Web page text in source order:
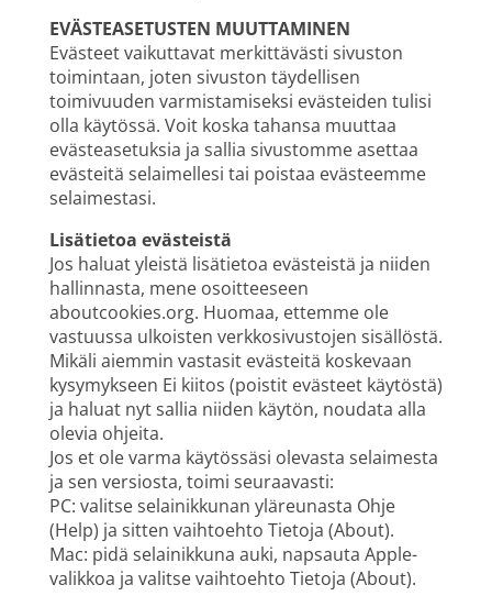
EVÄSTEASETUSTEN MUUTTAMINEN
Evästeet vaikuttavat merkittävästi sivuston
toimintaan, joten sivuston täydellisen
toimivuuden varmistamiseksi evästeiden tulisi
olla käytössä. Voit koska tahansa muuttaa
evästeasetuksia ja sallia sivustomme asettaa
evästeitä selaimellesi tai poistaa evästeemme
selaimestasi.
Lisätietoa evästeistä
Jos haluat yleistä lisätietoa evästeistä ja niiden
hallinnasta, mene osoitteeseen
aboutcookies.org. Huomaa, ettemme ole
vastuussa ulkoisten verkkosivustojen sisällöstä.
Mikäli aiemmin vastasit evästeitä koskevaan
kysymykseen Ei kiitos (poistit evästeet käytöstä)
ja haluat nyt sallia niiden käytön, noudata alla
olevia ohjeita.
Jos et ole varma käytössäsi olevasta selaimesta
ja sen versiosta, toimi seuraavasti:
PC: valitse selainikkunan yläreunasta Ohje
(Help) ja sitten vaihtoehto Tietoja (About).
Mac: pidä selainikkuna auki, napsauta Apple-
valikkoa ja valitse vaihtoehto Tietoja (About).